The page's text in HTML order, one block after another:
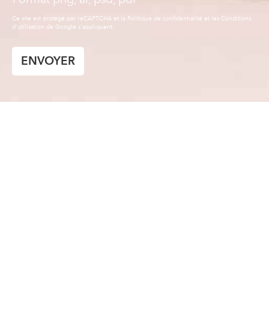
ENVOYER